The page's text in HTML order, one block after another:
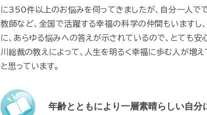
に350件以上のお悩みを伺ってきましたが、自分一人でで
教師など、全国で活躍する幸福の科学の仲間もいます
に、あらゆる悩みへの答えが示されているので、とても安
川総裁の教えによって、人生を明るく幸福に歩む人が増
と思っています。
年齢とともにより一層素晴らしい自分